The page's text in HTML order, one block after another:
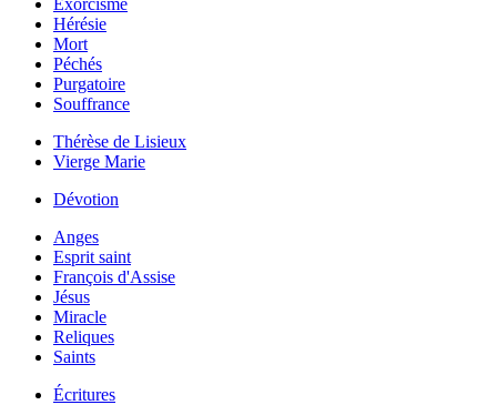
Exorcisme
Hérésie
Mort
Péchés
Purgatoire
Souffrance
Thérèse de Lisieux
Vierge Marie
Dévotion
Anges
Esprit saint
François d'Assise
Jésus
Miracle
Reliques
Saints
Écritures